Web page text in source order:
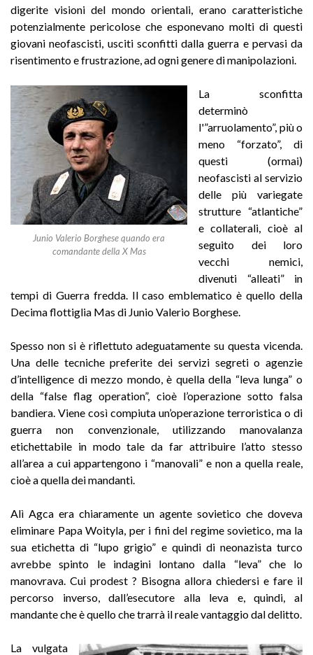
digerite visioni del mondo orientali, erano caratteristiche
potenzialmente pericolose che esponevano molti di questi
giovani neofascisti, usciti sconfitti dalla guerra e pervasi da
risentimento e frustrazione, ad ogni genere di manipolazioni.
Junio Valerio Borghese quando era
comandante della X Mas
La sconfitta
determinò
l'”arruolamento”, più o
meno “forzato”, di
questi (ormai)
neofascisti al servizio
delle più variegate
strutture “atlantiche”
e collaterali, cioè al
seguito dei loro
vecchi nemici,
divenuti “alleati” in
tempi di Guerra fredda. Il caso emblematico è quello della
Decima flottiglia Mas di Junio Valerio Borghese.
Spesso non si è riflettuto adeguatamente su questa vicenda.
Una delle tecniche preferite dei servizi segreti o agenzie
d’intelligence di mezzo mondo, è quella della “leva lunga” o
della “false flag operation”, cioè l’operazione sotto falsa
bandiera. Viene così compiuta un’operazione terroristica o di
guerra non convenzionale, utilizzando manovalanza
etichettabile in modo tale da far attribuire l’atto stesso
all’area a cui appartengono i “manovali” e non a quella reale,
cioè a quella dei mandanti.
Alì Agca era chiaramente un agente sovietico che doveva
eliminare Papa Woityla, per i fini del regime sovietico, ma la
sua etichetta di “lupo grigio” e quindi di neonazista turco
avrebbe spinto le indagini lontano dalla “leva” che lo
manovrava. Cui prodest ? Bisogna allora chiedersi e fare il
percorso inverso, dall’esecutore alla leva e, quindi, al
mandante che è quello che trarrà il reale vantaggio dal delitto.
La vulgata